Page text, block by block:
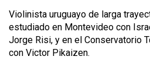
Violinista uruguayo de larga
estudiado en Montevideo con
Jorge Risi, y en el Conservatorio
con Victor Pikaizen.